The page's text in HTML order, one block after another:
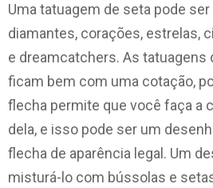
Uma tatuagem de seta pode
diamantes, corações, estrelas,
e dreamcatchers. As tatuagens
ficam bem com uma cotação,
flecha permite que você faça a
dela, e isso pode ser um
flecha de aparência legal. Um
misturá-lo com bússolas e